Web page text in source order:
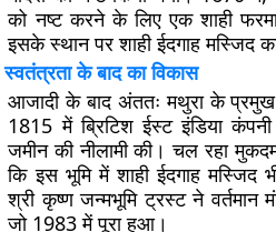
को नष्ट करने के लिए एक शाही
इसके स्थान पर शाही ईदगाह मस्जिद
स्वतंत्रता के बाद का विकास
आजादी के बाद अंततः मथुरा के प्रमुख
1815 में ब्रिटिश ईस्ट इंडिया
जमीन की नीलामी की। चल रहा
कि इस भूमि में शाही ईदगाह मस्जिद
श्री कृष्ण जन्मभूमि ट्रस्ट ने वर्तमान
जो 1983 में पूरा हुआ।